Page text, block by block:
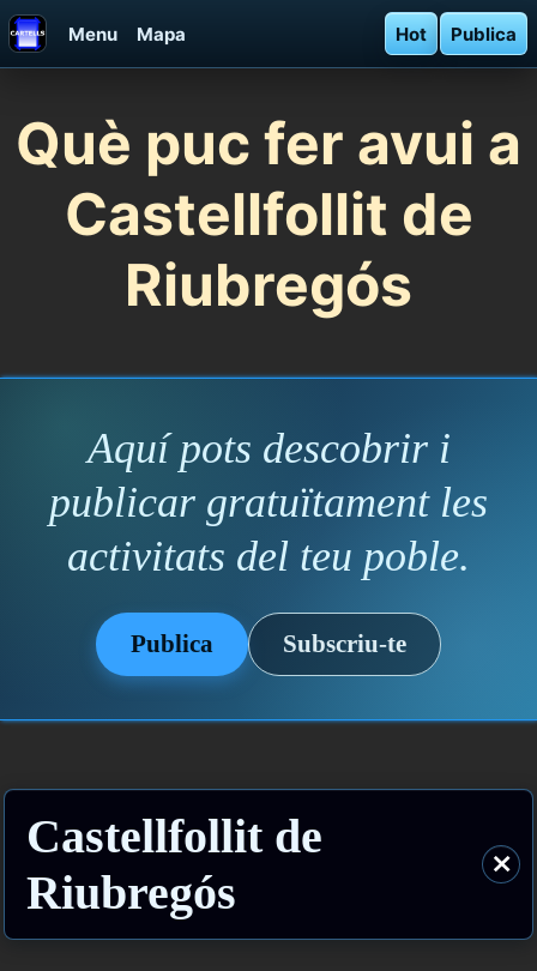
Menu Mapa Hot Publica
Què puc fer avui a
Castellfollit de
Riubregós
Aquí pots descobrir i
publicar gratuïtament les
activitats del teu poble.
Publica Subscriu-te
Castellfollit de
Riubregós
⨯